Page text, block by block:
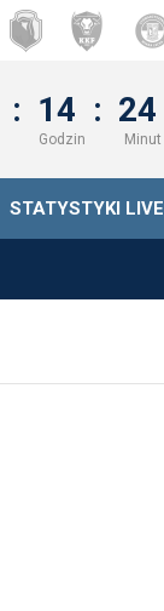
: 14 : 24
Godzin Minut
STATYSTYKI LIVE